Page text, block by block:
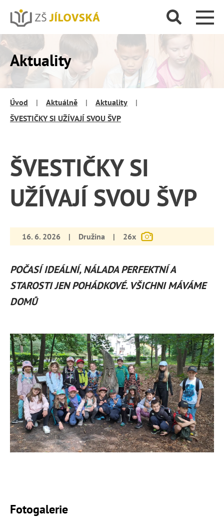
Aktuality
Úvod | Aktuálně | Aktuality
|
ŠVESTIČKY SI UŽÍVAJÍ SVOU ŠVP
ŠVESTIČKY SI
UŽÍVAJÍ SVOU ŠVP
16. 6. 2026 | Družina | 26x
POČASÍ IDEÁLNÍ, NÁLADA PERFEKTNÍ A
STAROSTI JEN POHÁDKOVÉ. VŠICHNI MÁVÁME
DOMŮ
Fotogalerie